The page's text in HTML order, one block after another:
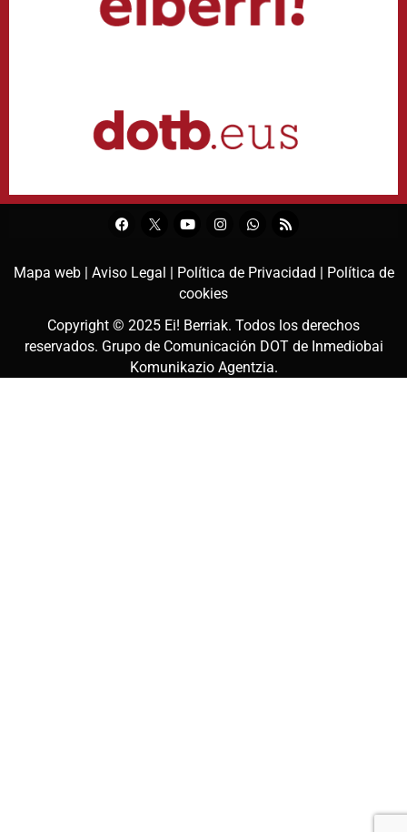
Mapa web | Aviso Legal | Política de Privacidad |
Política de
cookies
Copyright © 2025 Ei! Berriak. Todos los derechos
reservados. Grupo de Comunicación DOT de Inmediobai
Komunikazio Agentzia.